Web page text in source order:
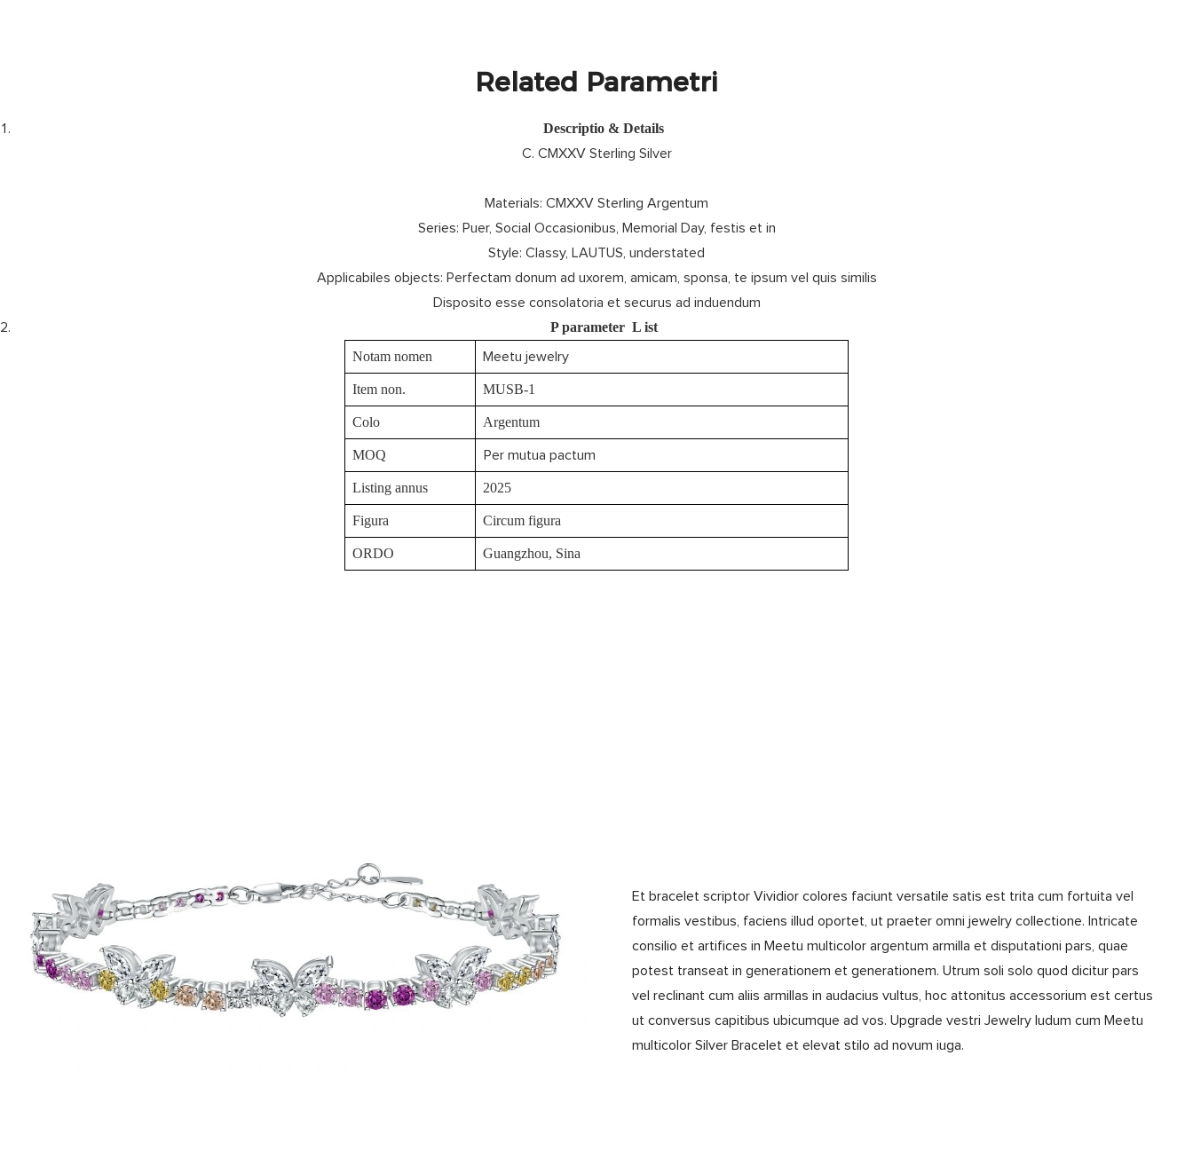
Related Parametri
Descriptio & Details
C. CMXXV Sterling Silver
Materials: CMXXV Sterling Argentum
Series: Puer, Social Occasionibus, Memorial Day, festis et in
Style: Classy, ​​LAUTUS, understated
Applicabiles objects: Perfectam donum ad uxorem, amicam, sponsa, te ipsum vel quis similis
Disposito esse consolatoria et securus ad induendum
Pparameter List
Notam nomen
Meetu jewelry
Item non. MUSB-1
Colo Argentum
MOQ Per mutua pactum
Listing annus 2025
Figura Circum figura
ORDO Guangzhou, Sina
Et bracelet scriptor Vividior colores faciunt versatile satis est trita cum fortuita vel
formalis vestibus, faciens illud oportet, ut praeter omni jewelry collectione. Intricate
consilio et artifices in Meetu multicolor argentum armilla et disputationi pars, quae
potest transeat in generationem et generationem. Utrum soli solo quod dicitur pars
vel reclinant cum aliis armillas in audacius vultus, hoc attonitus accessorium est certus
ut conversus capitibus ubicumque ad vos. Upgrade vestri Jewelry ludum cum Meetu
multicolor Silver Bracelet et elevat stilo ad novum iuga.